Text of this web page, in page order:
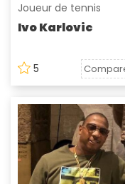
Joueur de tennis
Ivo Karlovic
5